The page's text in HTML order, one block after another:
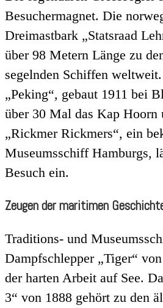
Besuchermagnet. Die
Dreimastbark „Statsraad
über 98 Metern Länge zu
segelnden Schiffen
„Peking“, gebaut 1911 bei
über 30 Mal das Kap Hoorn
„Rickmer Rickmers“, ein
Museumsschiff Hamburgs,
Besuch ein.
Zeugen der maritimen
Traditions- und
Dampfschlepper „Tiger“
der harten Arbeit auf See.
3“ von 1888 gehört zu den